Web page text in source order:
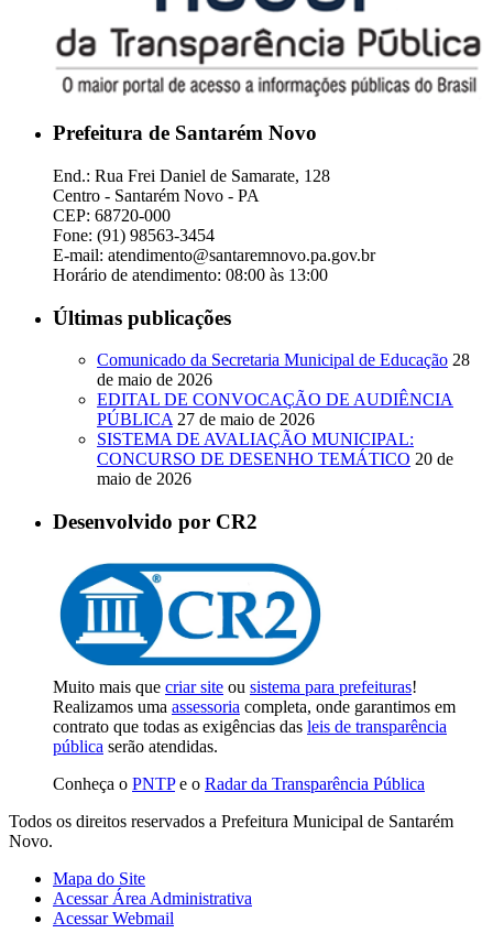
Prefeitura de Santarém Novo
End.: Rua Frei Daniel de Samarate, 128
Centro - Santarém Novo - PA
CEP: 68720-000
Fone: (91) 98563-3454
E-mail: atendimento@santaremnovo.pa.gov.br
Horário de atendimento: 08:00 às 13:00
Últimas publicações
Comunicado da Secretaria Municipal de Educação 28
de maio de 2026
EDITAL DE CONVOCAÇÃO DE AUDIÊNCIA
PÚBLICA 27 de maio de 2026
SISTEMA DE AVALIAÇÃO MUNICIPAL:
CONCURSO DE DESENHO TEMÁTICO 20 de
maio de 2026
Desenvolvido por CR2
Muito mais que criar site ou sistema para prefeituras!
Realizamos uma assessoria completa, onde garantimos em
contrato que todas as exigências das leis de transparência
pública serão atendidas.
Conheça o PNTPe o Radar da Transparência Pública
Todos os direitos reservados a Prefeitura Municipal de Santarém
Novo.
Mapa do Site
Acessar Área Administrativa
Acessar Webmail